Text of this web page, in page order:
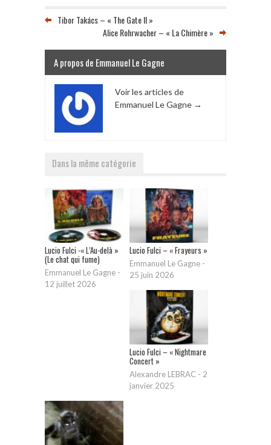
Tibor Takács – « The Gate II »
Alice Rohrwacher – « La Chimère »
A propos de Emmanuel Le Gagne
Voir les articles de
Emmanuel Le Gagne →
Dans la même catégorie
Lucio Fulci -« L’Au-delà »
(Le chat qui fume)
Emmanuel Le Gagne -
12 juillet 2026
Lucio Fulci – « Frayeurs »
Emmanuel Le Gagne -
25 juin 2026
Lucio Fulci – « Nightmare
Concert »
Alexandre LEBRAC - 2
janvier 2025